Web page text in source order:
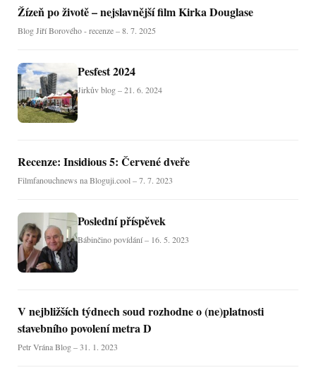
Žízeň po životě – nejslavnější film Kirka Douglase
Blog Jiří Borového - recenze – 8. 7. 2025
Pesfest 2024
Jirkův blog – 21. 6. 2024
Recenze: Insidious 5: Červené dveře
Filmfanouchnews na Bloguji.cool – 7. 7. 2023
Poslední příspěvek
Bábinčino povídání – 16. 5. 2023
V nejbližších týdnech soud rozhodne o (ne)platnosti
stavebního povolení metra D
Petr Vrána Blog – 31. 1. 2023